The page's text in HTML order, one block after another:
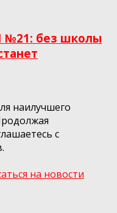
№21: без школы
наилучшего
с